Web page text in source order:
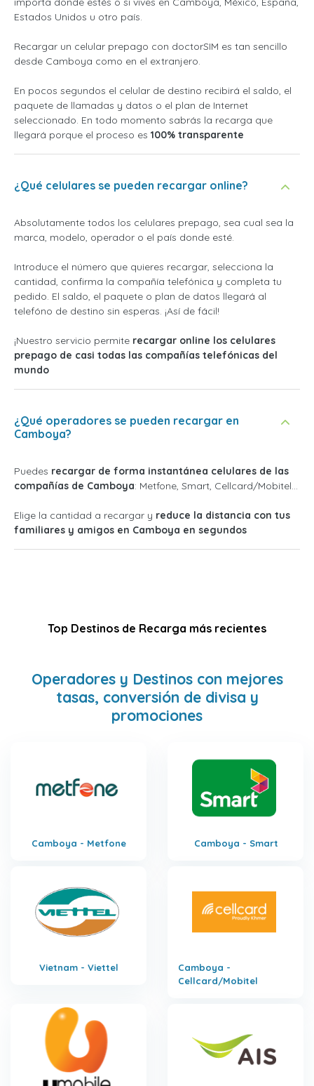
Estados Unidos u otro país.
Recargar un celular prepago con doctorSIM es tan sencillo
desde Camboya como en el extranjero.
En pocos segundos el celular de destino recibirá el saldo, el
paquete de llamadas y datos o el plan de Internet
seleccionado. En todo momento sabrás la recarga que
llegará porque el proceso es 100% transparente
¿Qué celulares se pueden recargar online?
Absolutamente todos los celulares prepago, sea cual sea la
marca, modelo, operador o el país donde esté.
Introduce el número que quieres recargar, selecciona la
cantidad, confirma la compañía telefónica y completa tu
pedido. El saldo, el paquete o plan de datos llegará al
telefóno de destino sin esperas. ¡Así de fácil!
¡Nuestro servicio permite recargar online los celulares
prepago de casi todas las compañías telefónicas del
mundo
¿Qué operadores se pueden recargar en
Camboya?
Puedes recargar de forma instantánea celulares de las
compañías de Camboya: Metfone, Smart, Cellcard/Mobitel...
Elige la cantidad a recargar y reduce la distancia con tus
familiares y amigos en Camboya en segundos
Top Destinos de Recarga más recientes
Operadores y Destinos con mejores
tasas, conversión de divisa y
promociones
Camboya - Metfone Camboya - Smart
Vietnam - Viettel
Camboya -
Cellcard/Mobitel